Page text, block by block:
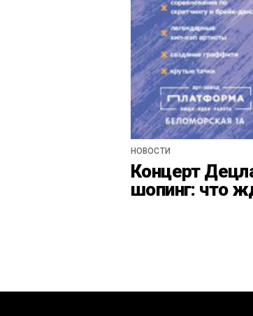
НОВОСТИ
Концерт
шопинг: что